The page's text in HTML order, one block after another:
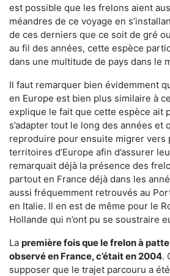
est possible que les frelons aient
méandres de ce voyage en
de ces derniers que ce soit de gré
au fil des années, cette espèce
dans une multitude de pays dans le
Il faut remarquer bien évidemment
en Europe est bien plus similaire à
explique le fait que cette espèce ait
s’adapter tout le long des années et
reproduire pour ensuite migrer vers
territoires d’Europe afin d’assurer
remarquait déjà la présence des
partout en France déjà dans les
aussi fréquemment retrouvés au
en Italie. Il en est de même pour le
Hollande qui n’ont pu se soustraire
La première fois que le frelon à
observé en France, c’était en 2004.
supposer que le trajet parcouru a